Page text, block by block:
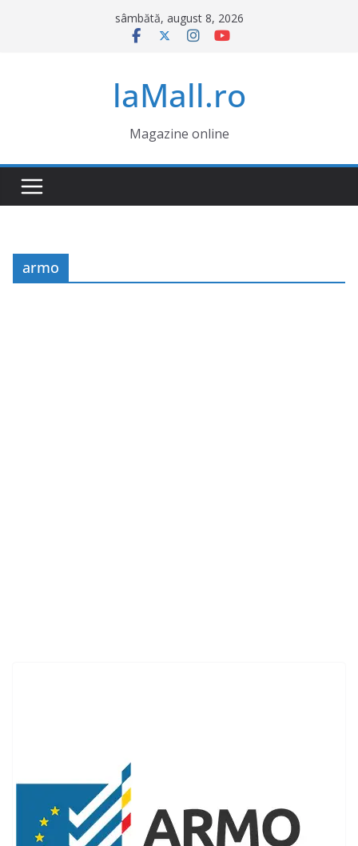
sâmbătă, august 8, 2026
laMall.ro
Magazine online
armo